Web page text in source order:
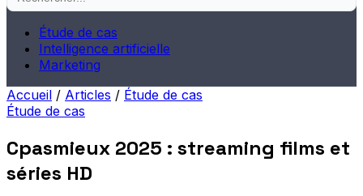
Étude de cas
Intelligence artificielle
Marketing
Accueil / Articles / Étude de cas
Étude de cas
Cpasmieux 2025 : streaming films et
séries HD